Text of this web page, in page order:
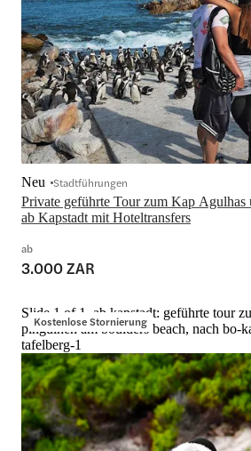
Private geführte Tour zum Kap Agulhas
ab Kapstadt mit Hoteltransfers
Neu Stadtführungen
ab
3.000 ZAR
Kostenlose Stornierung
Slide 1 of 1, ab kapstadt: geführte tour
pinguinen am boulders beach, nach bo-
tafelberg-1